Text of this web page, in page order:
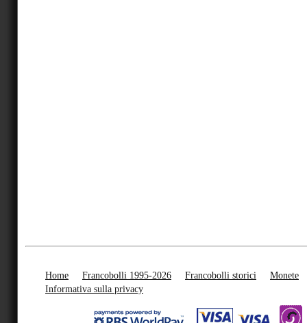
Home Francobolli 1995-2026 Francobolli storici
Monete
Informativa sulla privacy